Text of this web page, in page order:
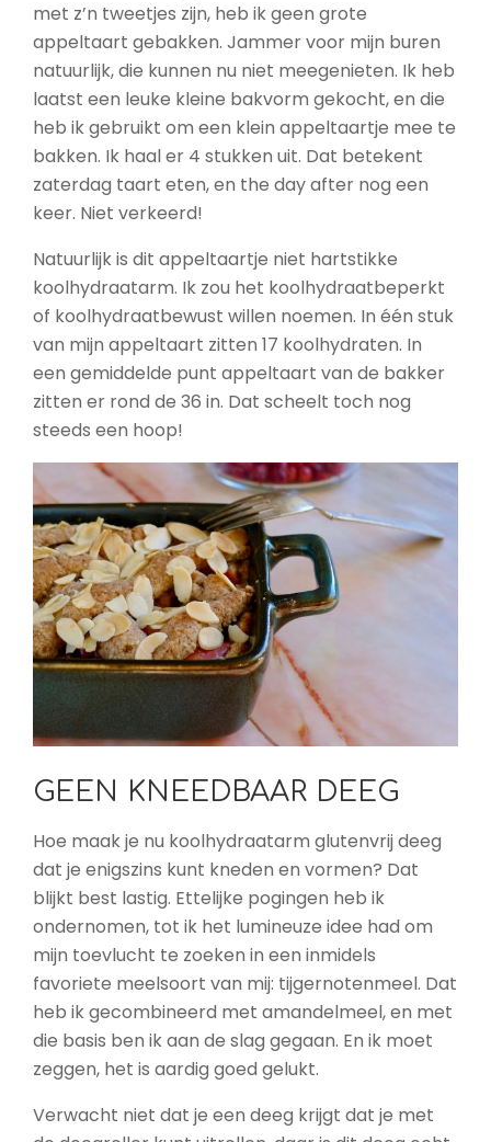
met z’n tweetjes zijn, heb ik geen grote
appeltaart gebakken. Jammer voor mijn buren
natuurlijk, die kunnen nu niet meegenieten. Ik heb
laatst een leuke kleine bakvorm gekocht, en die
heb ik gebruikt om een klein appeltaartje mee te
bakken. Ik haal er 4 stukken uit. Dat betekent
zaterdag taart eten, en the day after nog een
keer. Niet verkeerd!
Natuurlijk is dit appeltaartje niet hartstikke
koolhydraatarm. Ik zou het koolhydraatbeperkt
of koolhydraatbewust willen noemen. In één stuk
van mijn appeltaart zitten 17 koolhydraten. In
een gemiddelde punt appeltaart van de bakker
zitten er rond de 36 in. Dat scheelt toch nog
steeds een hoop!
GEEN KNEEDBAAR DEEG
Hoe maak je nu koolhydraatarm glutenvrij deeg
dat je enigszins kunt kneden en vormen? Dat
blijkt best lastig. Ettelijke pogingen heb ik
ondernomen, tot ik het lumineuze idee had om
mijn toevlucht te zoeken in een inmidels
favoriete meelsoort van mij: tijgernotenmeel. Dat
heb ik gecombineerd met amandelmeel, en met
die basis ben ik aan de slag gegaan. En ik moet
zeggen, het is aardig goed gelukt.
Verwacht niet dat je een deeg krijgt dat je met